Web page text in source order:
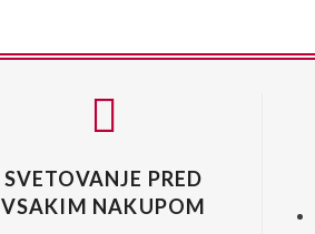
SVETOVANJE PRED
VSAKIM NAKUPOM